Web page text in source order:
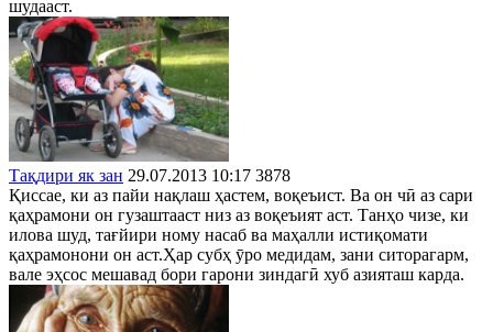
шудааст.
Тақдири як зан 29.07.2013 10:17 3878
Қиссае, ки аз пайи нақлаш ҳастем, воқеъист. Ва он чӣ аз сари
қаҳрамони он гузаштааст низ аз воқеъият аст. Танҳо чизе, ки
илова шуд, тағйири ному насаб ва маҳалли истиқомати
қаҳрамонони он аст.Ҳар субҳ ӯро медидам, зани ситорагарм,
вале эҳсос мешавад бори гарони зиндагӣ хуб азияташ карда.